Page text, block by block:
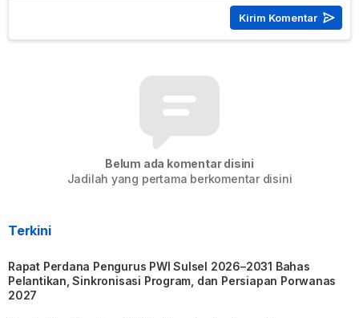
Belum ada komentar disini
Jadilah yang pertama berkomentar disini
Terkini
Rapat Perdana Pengurus PWI Sulsel 2026–2031 Bahas
Pelantikan, Sinkronisasi Program, dan Persiapan Porwanas
2027